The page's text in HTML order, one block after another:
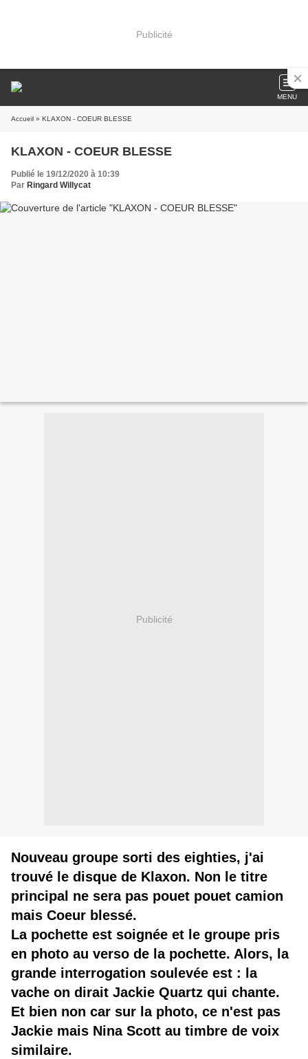
Publicité
MENU
Accueil » KLAXON - COEUR BLESSE
KLAXON - COEUR BLESSE
Publié le 19/12/2020 à 10:39
Par Ringard Willycat
Publicité
Nouveau groupe sorti des eighties, j'ai
trouvé le disque de Klaxon. Non le titre
principal ne sera pas pouet pouet camion
mais Coeur blessé.
La pochette est soignée et le groupe pris
en photo au verso de la pochette. Alors, la
grande interrogation soulevée est : la
vache on dirait Jackie Quartz qui chante.
Et bien non car sur la photo, ce n'est pas
Jackie mais Nina Scott au timbre de voix
similaire.